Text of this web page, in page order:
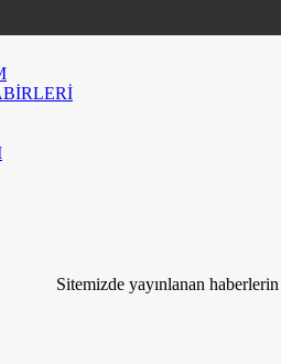
Sitemizde yayınlanan